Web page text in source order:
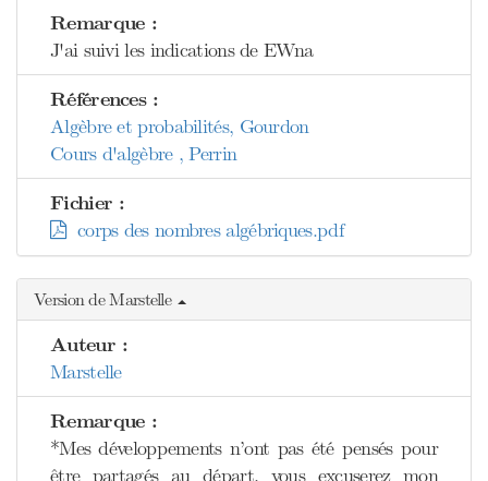
Remarque :
J'ai suivi les indications de EWna
Références :
Algèbre et probabilités, Gourdon
Cours d'algèbre , Perrin
Fichier :
corps des nombres algébriques.pdf
Version de Marstelle
Auteur :
Marstelle
Remarque :
*Mes développements n’ont pas été pensés pour
être partagés au départ, vous excuserez mon